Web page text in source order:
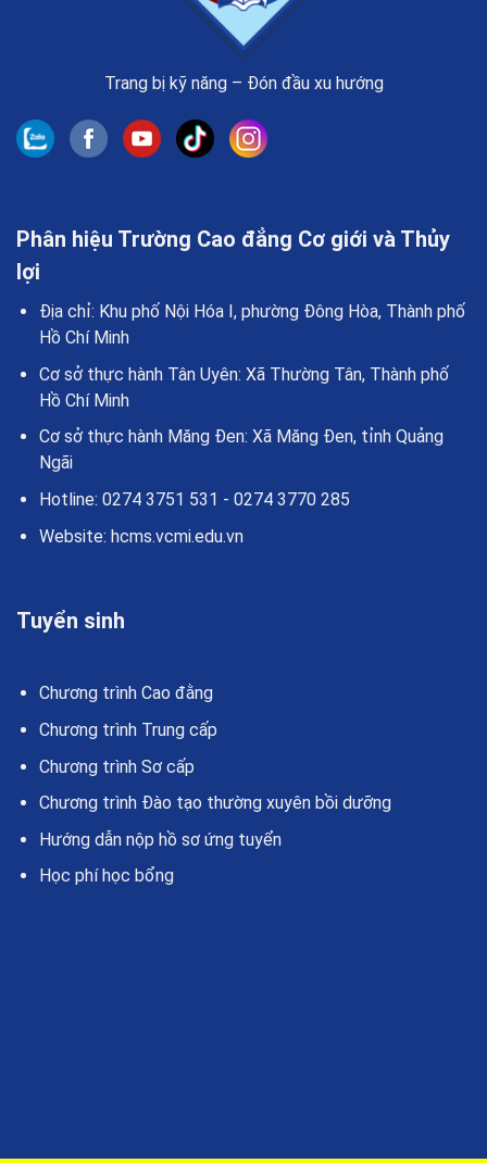
Trang bị kỹ năng – Đón đầu xu hướng
Phân hiệu Trường Cao đẳng Cơ giới và Thủy
lợi
Địa chỉ: Khu phố Nội Hóa I, phường Đông Hòa, Thành phố
Hồ Chí Minh
Cơ sở thực hành Tân Uyên: Xã Thường Tân, Thành phố
Hồ Chí Minh
Cơ sở thực hành Măng Đen: Xã Măng Đen, tỉnh Quảng
Ngãi
Hotline: 0274 3751 531 - 0274 3770 285
Website: hcms.vcmi.edu.vn
Tuyển sinh
Chương trình Cao đằng
Chương trình Trung cấp
Chương trình Sơ cấp
Chương trình Đào tạo thường xuyên bồi dưỡng
Hướng dẫn nộp hồ sơ ứng tuyển
Học phí học bổng